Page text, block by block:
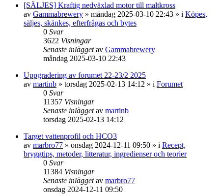
[SÄLJES] Kraftig nedväxlad motor till maltkross
av Gammabrewery » måndag 2025-03-10 22:43 » i Köpes,
säljes, skänkes, efterfrågas och bytes
0 Svar
3622 Visningar
Senaste inläggetav Gammabrewery
måndag 2025-03-10 22:43
Uppgradering av forumet 22-23/2 2025
av martinb » torsdag 2025-02-13 14:12 » i Forumet
0 Svar
11357 Visningar
Senaste inläggetav martinb
torsdag 2025-02-13 14:12
Target vattenprofil och HCO3
av marbro77 » onsdag 2024-12-11 09:50 » i Recept,
bryggtips, metoder, litteratur, ingredienser och teorier
0 Svar
11384 Visningar
Senaste inläggetav marbro77
onsdag 2024-12-11 09:50